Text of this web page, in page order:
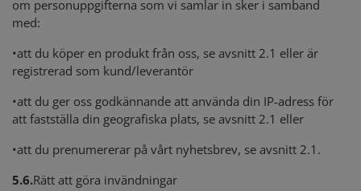
om personuppgifterna som vi samlar in sker i samband
med:
•att du köper en produkt från oss, se avsnitt 2.1 eller är
registrerad som kund/leverantör
•att du ger oss godkännande att använda din IP-adress för
att fastställa din geografiska plats, se avsnitt 2.1 eller
•att du prenumererar på vårt nyhetsbrev, se avsnitt 2.1.
5.6.Rätt att göra invändningar